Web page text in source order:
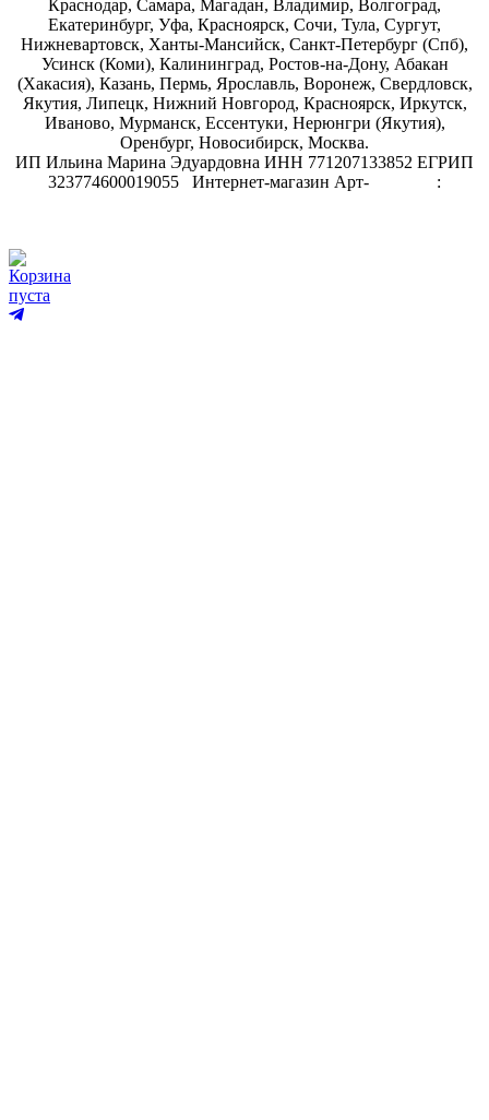
Краснодар, Самара, Магадан, Владимир, Волгоград,
Екатеринбург, Уфа, Красноярск, Сочи, Тула, Сургут,
Нижневартовск, Ханты-Мансийск, Санкт-Петербург (Спб),
Усинск (Коми), Калининград, Ростов-на-Дону, Абакан
(Хакасия), Казань, Пермь, Ярославль, Воронеж, Свердловск,
Якутия, Липецк, Нижний Новгород, Красноярск, Иркутск,
Иваново, Мурманск, Ессентуки, Нерюнгри (Якутия),
Оренбург, Новосибирск, Москва.
ИП Ильина Марина Эдуардовна ИНН 771207133852 ЕГРИП
323774600019055
Интернет-магазин Арт-
:
Корзина
пуста